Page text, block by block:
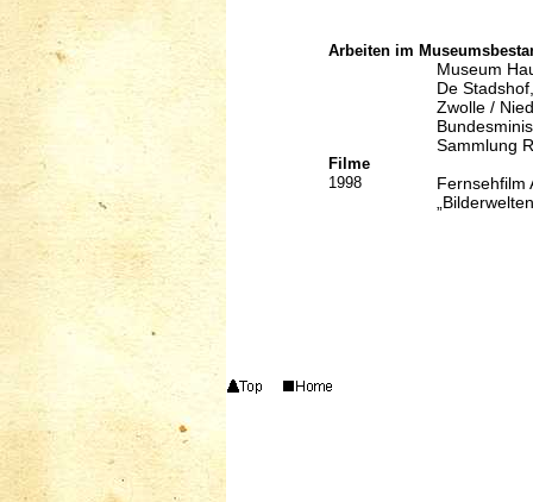
Arbeiten im
Museum
De
Zwolle /
Sammlung
Filme
1998
Fernsehfilm